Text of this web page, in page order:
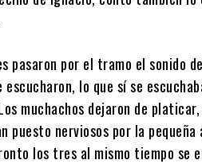
pasaron por el tramo el sonido
lo que sí se
muchachos dejaron de
puesto nerviosos por la
los tres al mismo tiempo se